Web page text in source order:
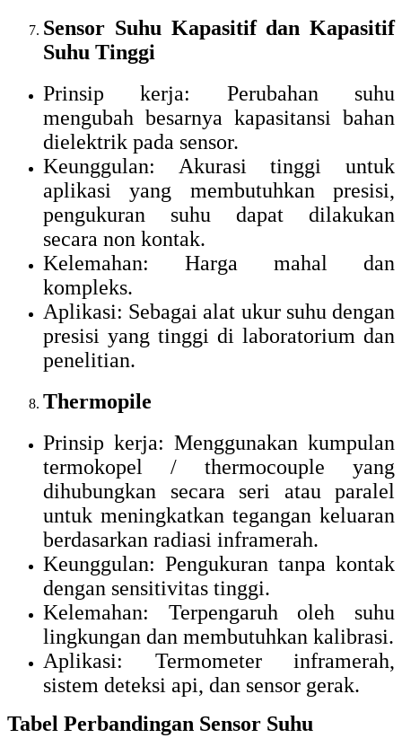
Sensor Suhu Kapasitif dan Kapasitif
Suhu Tinggi
Prinsip kerja: Perubahan suhu
mengubah besarnya kapasitansi bahan
dielektrik pada sensor.
Keunggulan: Akurasi tinggi untuk
aplikasi yang membutuhkan presisi,
pengukuran suhu dapat dilakukan
secara non kontak.
Kelemahan: Harga mahal dan
kompleks.
Aplikasi: Sebagai alat ukur suhu dengan
presisi yang tinggi di laboratorium dan
penelitian.
Thermopile
Prinsip kerja: Menggunakan kumpulan
termokopel / thermocouple yang
dihubungkan secara seri atau paralel
untuk meningkatkan tegangan keluaran
berdasarkan radiasi inframerah.
Keunggulan: Pengukuran tanpa kontak
dengan sensitivitas tinggi.
Kelemahan: Terpengaruh oleh suhu
lingkungan dan membutuhkan kalibrasi.
Aplikasi: Termometer inframerah,
sistem deteksi api, dan sensor gerak.
Tabel Perbandingan Sensor Suhu